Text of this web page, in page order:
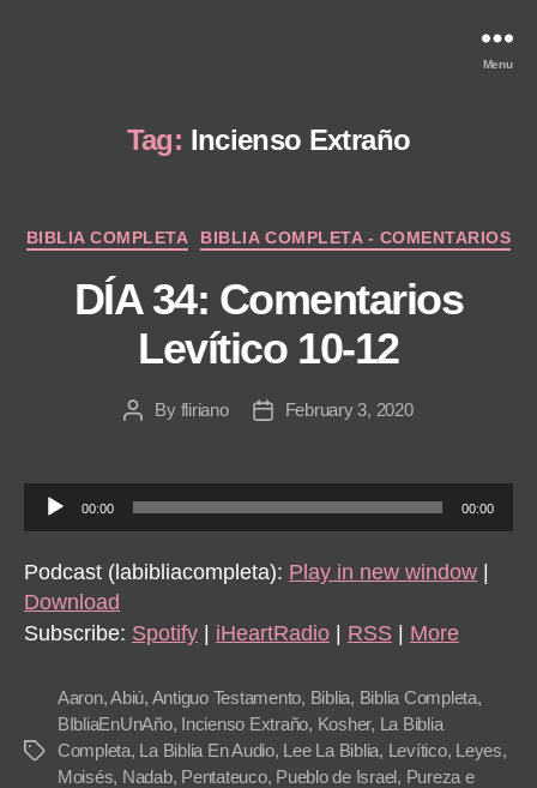
Menu
Tag: Incienso Extraño
Categories
BIBLIA COMPLETA BIBLIA COMPLETA - COMENTARIOS
DÍA 34: Comentarios
Levítico 10-12
PostBy fliriano
PostFebruary 3, 2020
u
d
i
o
y
00:00 00:00
Podcast (labibliacompleta): Play in new window
Download
Subscribe: Spotify iHeartRadio RSS More
Tags
Aaron,Abiú, Antiguo Testamento, Biblia, Biblia Completa,
BIbliaEnUnAño, Incienso Extraño, Kosher, La Biblia
Completa, La Biblia En Audio, Lee La Biblia, Levítico, Leyes,
Moisés, Nadab, Pentateuco, Pueblo de Israel, Pureza e